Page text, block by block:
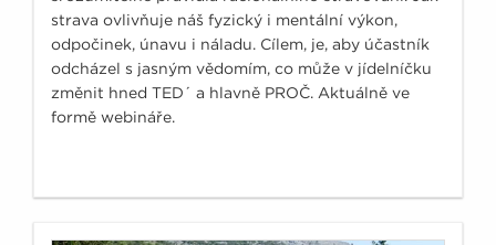
strava ovlivňuje náš fyzický i mentální výkon,
odpočinek, únavu i náladu. Cílem, je, aby účastník
odcházel s jasným vědomím, co může v jídelníčku
změnit hned TED´ a hlavně PROČ. Aktuálně ve
formě webináře.